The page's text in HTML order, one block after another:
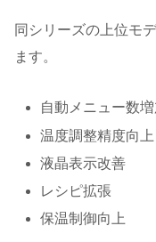
同シリーズの上位モ
ます。
自動メニュー数
温度調整精度向上
液晶表示改善
レシピ拡張
保温制御向上